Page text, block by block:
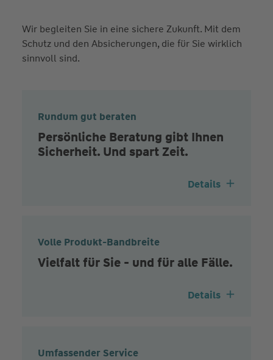
Wir begleiten Sie in eine sichere Zukunft. Mit dem
Schutz und den Absicherungen, die für Sie wirklich
sinnvoll sind.
Rundum gut beraten
Persönliche Beratung gibt Ihnen
Sicherheit. Und spart Zeit.
Details
Volle Produkt-Bandbreite
Vielfalt für Sie - und für alle Fälle.
Details
Umfassender Service